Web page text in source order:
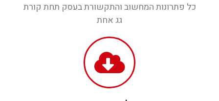
כל פתרונות המחשוב והתקשורת בעסק תחת קורת
גג אחת